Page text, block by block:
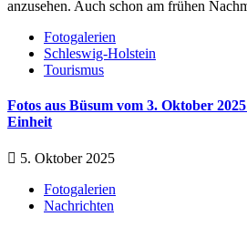
anzusehen. Auch schon am frühen
Fotogalerien
Schleswig-Holstein
Tourismus
Fotos aus Büsum vom 3. Oktober
Einheit
5. Oktober 2025
Fotogalerien
Nachrichten